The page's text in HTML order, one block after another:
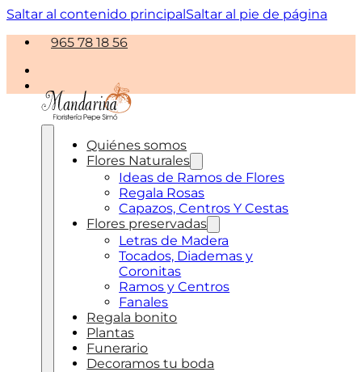
Saltar al contenido principalSaltar al pie de página
965 78 18 56
Quiénes somos
Flores Naturales
Ideas de Ramos de Flores
Regala Rosas
Capazos, Centros Y Cestas
Flores preservadas
Letras de Madera
Tocados, Diademas y
Coronitas
Ramos y Centros
Fanales
Regala bonito
Plantas
Funerario
Decoramos tu boda